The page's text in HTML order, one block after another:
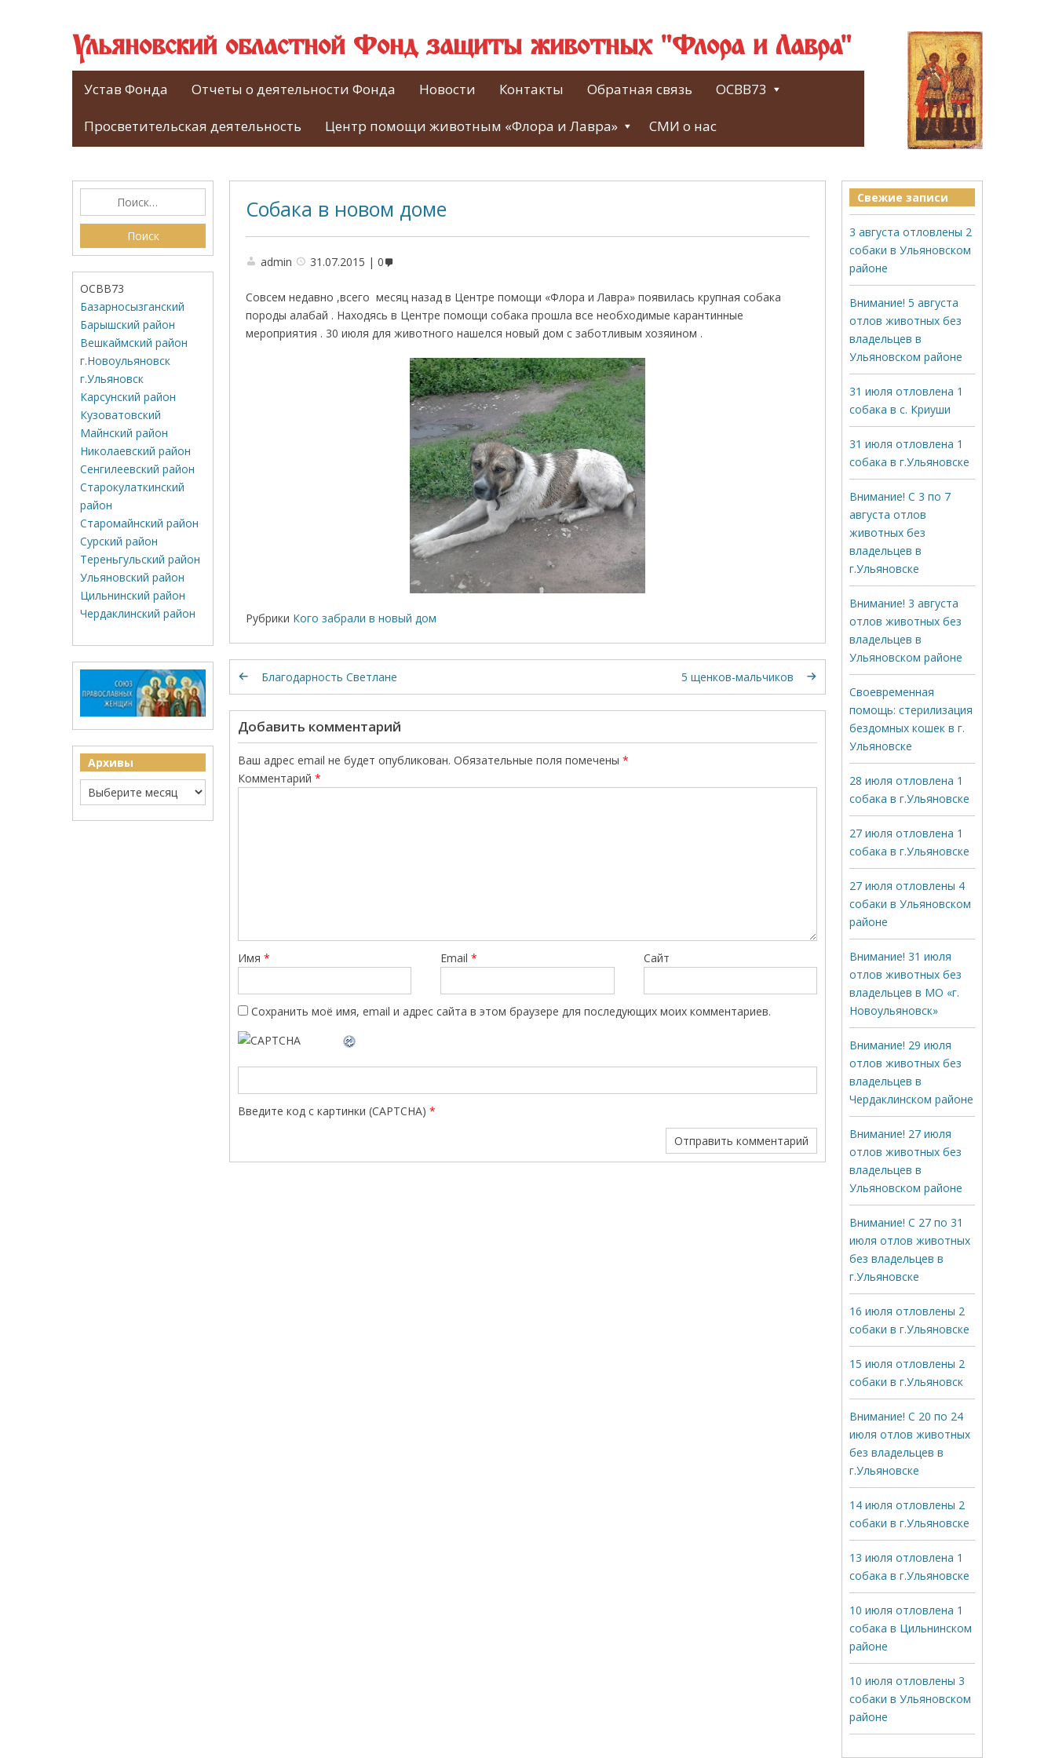
Ульяновский областной Фонд защиты животных "Флора и Лавра"
Устав Фонда Отчеты о деятельности Фонда Новости Контакты Обратная связь ОСВВ73
Просветительская деятельность Центр помощи животным «Флора и Лавра» СМИ о нас
Собака в новом доме
admin 31.07.2015 0
Совсем недавно ,всего месяц назад в Центре помощи «Флора и Лавра» появилась крупная собака
породы алабай . Находясь в Центре помощи собака прошла все необходимые карантинные
мероприятия . 30 июля для животного нашелся новый дом с заботливым хозяином .
Рубрики Кого забрали в новый дом
Благодарность Светлане 5 щенков-мальчиков
Добавить комментарий
Ваш адрес email не будет опубликован. Обязательные поля помечены *
Комментарий *
Имя * Email* Сайт
Сохранить моё имя, email и адрес сайта в этом браузере для последующих моих комментариев.
Введите код с картинки (CAPTCHA) *
ОСВВ73
Базарносызганский
Барышский район
Вешкаймский район
г.Новоульяновск
г.Ульяновск
Карсунский район
Кузоватовский
Майнский район
Николаевский район
Сенгилеевский район
Старокулаткинский
район
Старомайнский район
Сурский район
Тереньгульский район
Ульяновский район
Цильнинский район
Чердаклинский район
Архивы
Свежие записи
3 августа отловлены 2
собаки в Ульяновском
районе
Внимание! 5 августа
отлов животных без
владельцев в
Ульяновском районе
31 июля отловлена 1
собака в с. Криуши
31 июля отловлена 1
собака в г.Ульяновске
Внимание! С 3 по 7
августа отлов
животных без
владельцев в
г.Ульяновске
Внимание! 3 августа
отлов животных без
владельцев в
Ульяновском районе
Своевременная
помощь: стерилизация
бездомных кошек в г.
Ульяновске
28 июля отловлена 1
собака в г.Ульяновске
27 июля отловлена 1
собака в г.Ульяновске
27 июля отловлены 4
собаки в Ульяновском
районе
Внимание! 31 июля
отлов животных без
владельцев в МО «г.
Новоульяновск»
Внимание! 29 июля
отлов животных без
владельцев в
Чердаклинском районе
Внимание! 27 июля
отлов животных без
владельцев в
Ульяновском районе
Внимание! С 27 по 31
июля отлов животных
без владельцев в
г.Ульяновске
16 июля отловлены 2
собаки в г.Ульяновске
15 июля отловлены 2
собаки в г.Ульяновск
Внимание! С 20 по 24
июля отлов животных
без владельцев в
г.Ульяновске
14 июля отловлены 2
собаки в г.Ульяновске
13 июля отловлена 1
собака в г.Ульяновске
10 июля отловлена 1
собака в Цильнинском
районе
10 июля отловлены 3
собаки в Ульяновском
районе